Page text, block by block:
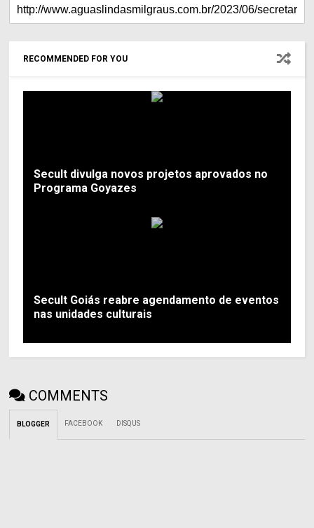
RECOMMENDED FOR YOU
Secult divulga novos projetos aprovados no
Programa Goyazes
Secult Goiás reabre agendamento de eventos
nas unidades culturais
COMMENTS
BLOGGER FACEBOOK DISQUS